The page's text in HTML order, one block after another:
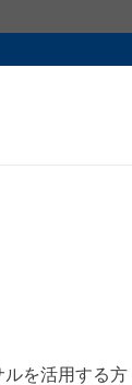
を活用する方